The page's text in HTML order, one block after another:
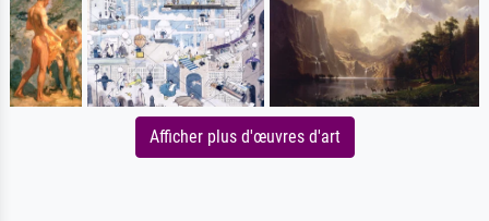
Afficher plus d'œuvres d'art